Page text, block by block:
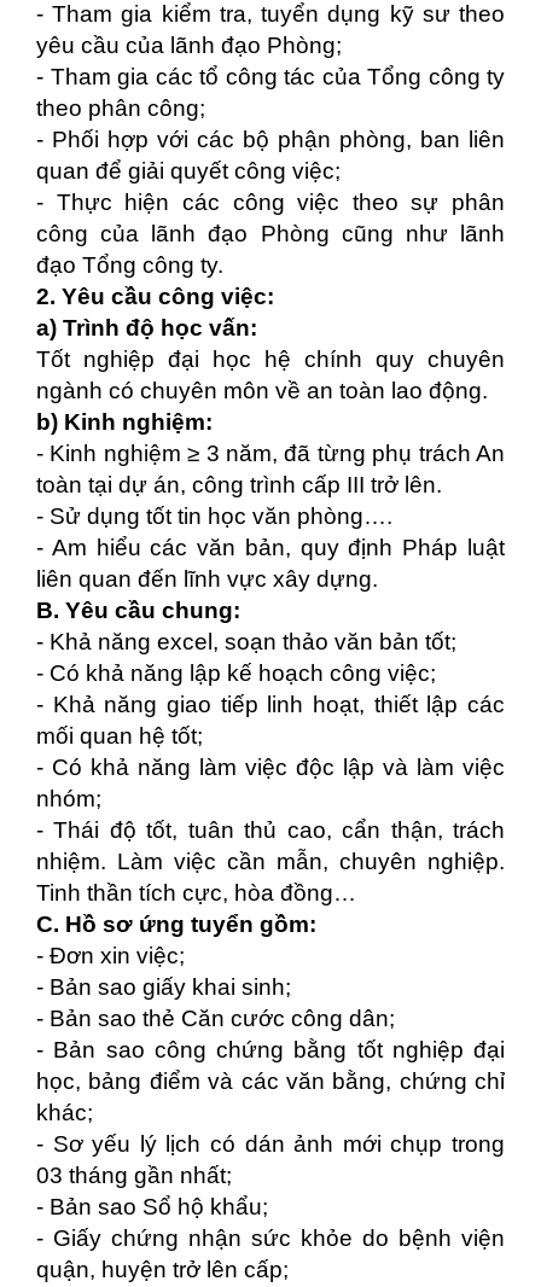
- Tham gia kiểm tra, tuyển dụng kỹ sư theo
yêu cầu của lãnh đạo Phòng;
- Tham gia các tổ công tác của Tổng công ty
theo phân công;
- Phối hợp với các bộ phận phòng, ban liên
quan để giải quyết công việc;
- Thực hiện các công việc theo sự phân
công của lãnh đạo Phòng cũng như lãnh
đạo Tổng công ty.
2. Yêu cầu công việc:
a) Trình độ học vấn:
Tốt nghiệp đại học hệ chính quy chuyên
ngành có chuyên môn về an toàn lao động.
b) Kinh nghiệm:
- Kinh nghiệm ≥ 3 năm, đã từng phụ trách An
toàn tại dự án, công trình cấp III trở lên.
- Sử dụng tốt tin học văn phòng….
- Am hiểu các văn bản, quy định Pháp luật
liên quan đến lĩnh vực xây dựng.
B. Yêu cầu chung:
- Khả năng excel, soạn thảo văn bản tốt;
- Có khả năng lập kế hoạch công việc;
- Khả năng giao tiếp linh hoạt, thiết lập các
mối quan hệ tốt;
- Có khả năng làm việc độc lập và làm việc
nhóm;
- Thái độ tốt, tuân thủ cao, cẩn thận, trách
nhiệm. Làm việc cần mẫn, chuyên nghiệp.
Tinh thần tích cực, hòa đồng…
C. Hồ sơ ứng tuyển gồm:
- Đơn xin việc;
- Bản sao giấy khai sinh;
- Bản sao thẻ Căn cước công dân;
- Bản sao công chứng bằng tốt nghiệp đại
học, bảng điểm và các văn bằng, chứng chỉ
khác;
- Sơ yếu lý lịch có dán ảnh mới chụp trong
03 tháng gần nhất;
- Bản sao Sổ hộ khẩu;
- Giấy chứng nhận sức khỏe do bệnh viện
quận, huyện trở lên cấp;